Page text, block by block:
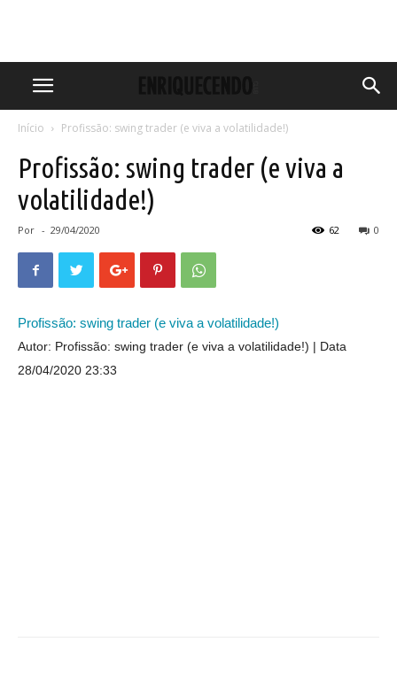
Início Profissão: swing trader (e viva a volatilidade!)
Profissão: swing trader (e viva a
volatilidade!)
Por - 29/04/2020 0
62
Profissão: swing trader (e viva a volatilidade!)
Autor: Profissão: swing trader (e viva a volatilidade!)
Data
28/04/2020 23:33